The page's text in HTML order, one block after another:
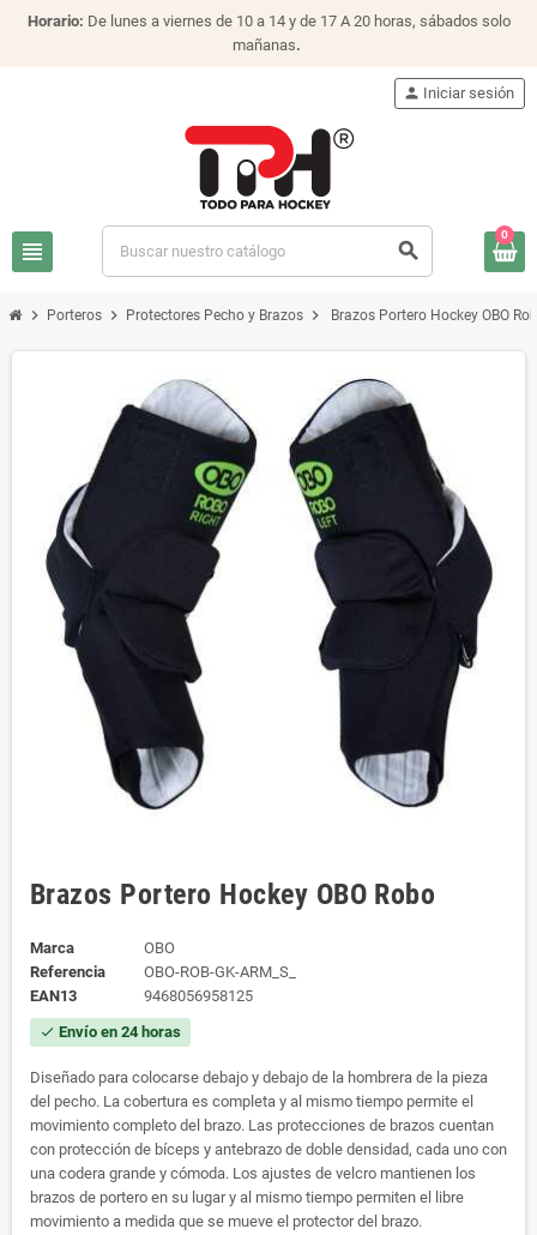
Horario: De lunes a viernes de 10 a 14 y de 17 A 20 horas, sábados solo
mañanas.
view_headline search
person Iniciar sesión
0
chevron_right Porteros chevron_right Protectores Pecho y Brazos chevron_right Brazos Portero Hockey OBO
Brazos Portero Hockey OBO Robo
Marca
OBO
Referencia
OBO-ROB-GK-ARM_S_
EAN13
9468056958125
check Envío en 24 horas
Diseñado para colocarse debajo y debajo de la hombrera de la pieza
del pecho. La cobertura es completa y al mismo tiempo permite el
movimiento completo del brazo. Las protecciones de brazos cuentan
con protección de bíceps y antebrazo de doble densidad, cada uno con
una codera grande y cómoda. Los ajustes de velcro mantienen los
brazos de portero en su lugar y al mismo tiempo permiten el libre
movimiento a medida que se mueve el protector del brazo.